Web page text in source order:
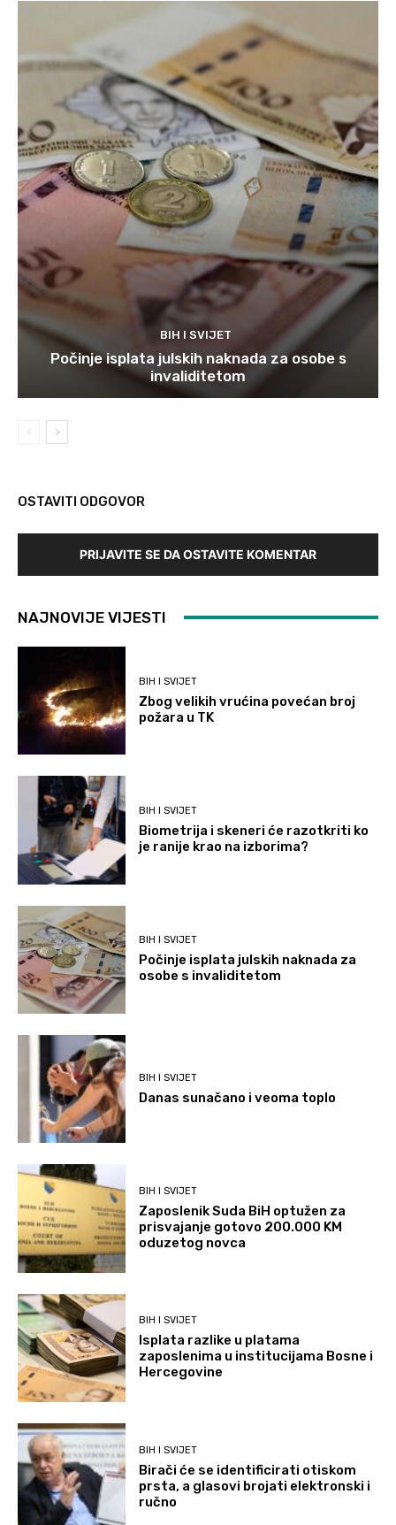
BIH I SVIJET
Počinje isplata julskih naknada za osobe s
invaliditetom
OSTAVITI ODGOVOR
PRIJAVITE SE DA OSTAVITE KOMENTAR
NAJNOVIJE VIJESTI
BIH I SVIJET
Zbog velikih vrućina povećan broj
požara u TK
BIH I SVIJET
Biometrija i skeneri će razotkriti ko
je ranije krao na izborima?
BIH I SVIJET
Počinje isplata julskih naknada za
osobe s invaliditetom
BIH I SVIJET
Danas sunačano i veoma toplo
BIH I SVIJET
Zaposlenik Suda BiH optužen za
prisvajanje gotovo 200.000 KM
oduzetog novca
BIH I SVIJET
Isplata razlike u platama
zaposlenima u institucijama Bosne i
Hercegovine
BIH I SVIJET
Birači će se identificirati otiskom
prsta, a glasovi brojati elektronski i
ručno